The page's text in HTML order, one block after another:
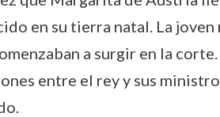
en su tierra natal. La
a surgir en la
entre el rey y sus